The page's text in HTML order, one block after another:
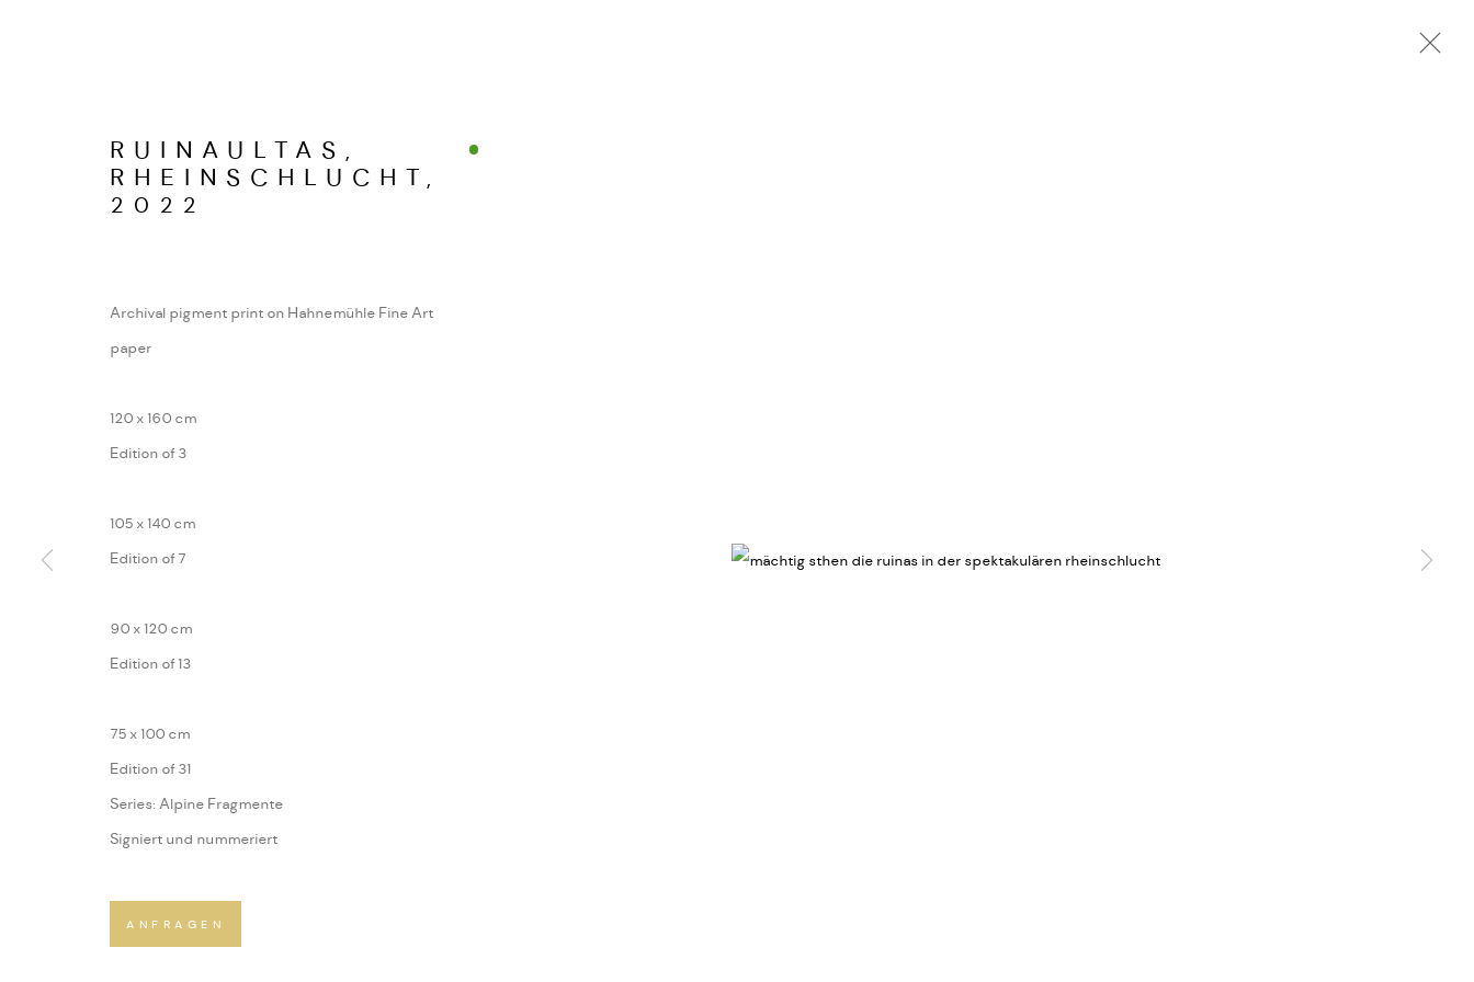
ALPINE FRAGMENTE
MANAGE COOKIES
RUINAULTAS,
RHEINSCHLUCHT ,
2022
Archival pigment print on Hahnemühle Fine Art
paper
120 x 160 cm
Edition of 3
105 x 140 cm
Edition of 7
90 x 120 cm
Edition of 13
75 x 100 cm
Edition of 31
Series: Alpine Fragmente
Signiert und nummeriert
ANFRAGEN